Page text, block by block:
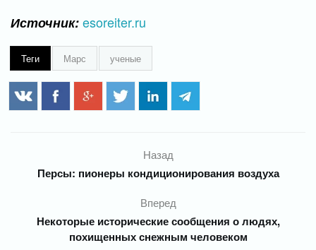
Источник:esoreiter.ru
Теги Марс ученые
Назад
Персы: пионеры кондиционирования воздуха
Вперед
Некоторые исторические сообщения о людях,
похищенных снежным человеком